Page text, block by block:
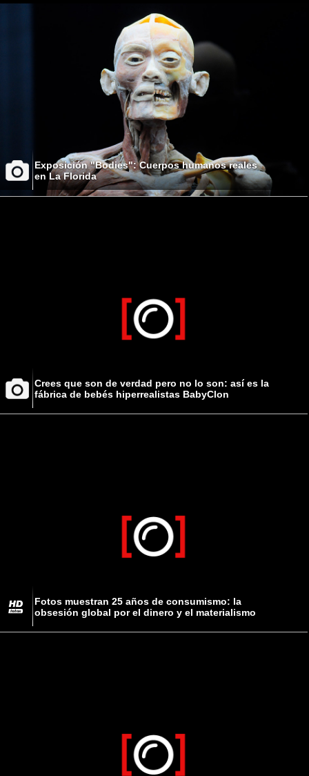
Exposición "Bodies": Cuerpos humanos reales
en La Florida
Crees que son de verdad pero no lo son: así es la
fábrica de bebés hiperrealistas BabyClon
Fotos muestran 25 años de consumismo: la
obsesión global por el dinero y el materialismo